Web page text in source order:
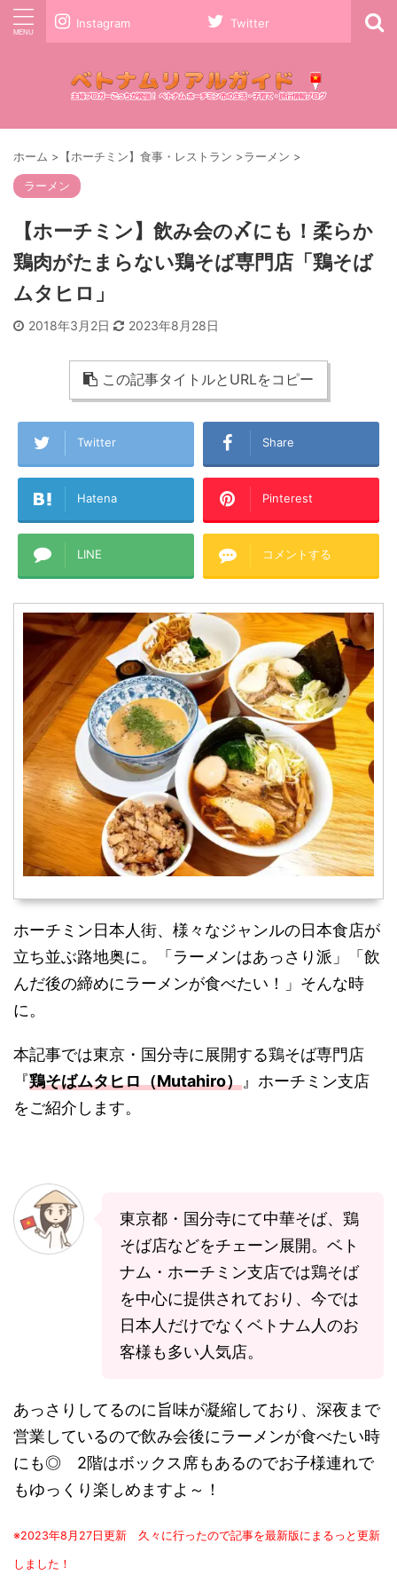
Instagram Twitter
ホーム > 【ホーチミン】食事・レストラン >ラーメン >
ラーメン
【ホーチミン】飲み会の〆にも！柔らか
鶏肉がたまらない鶏そば専門店「鶏そば
ムタヒロ」
2018年3月2日 2023年8月28日
この記事タイトルとURLをコピー
Twitter Share
Hatena Pinterest
LINE コメントする
ホーチミン日本人街、様々なジャンルの日本食店が
立ち並ぶ路地奥に。「ラーメンはあっさり派」「飲
んだ後の締めにラーメンが食べたい！」そんな時
に。
本記事では東京・国分寺に展開する鶏そば専門店
『鶏そばムタヒロ（Mutahiro） 』ホーチミン支店
をご紹介します。
東京都・国分寺にて中華そば、鶏
そば店などをチェーン展開。ベト
ナム・ホーチミン支店では鶏そば
を中心に提供されており、今では
日本人だけでなくベトナム人のお
客様も多い人気店。
あっさりしてるのに旨味が凝縮しており、深夜まで
営業しているので飲み会後にラーメンが食べたい時
にも◎ 2階はボックス席もあるのでお子様連れで
もゆっくり楽しめますよ～！
※2023年8月27日更新 久々に行ったので記事を最新版にまるっと更新
しました！